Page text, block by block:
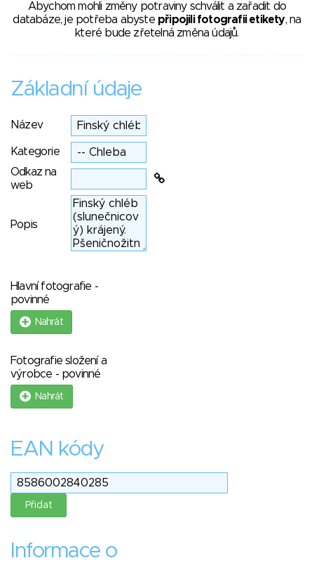
Abychom mohli změny potraviny schválit a zařadit do
databáze, je potřeba abyste připojili fotografii etikety, na
které bude zřetelná změna údajů.
Základní údaje
Název
Kategorie
Odkaz na
web
Popis
Hlavní fotografie -
povinné
Nahrát
Fotografie složení a
výrobce - povinné
Nahrát
EAN kódy
Informace o